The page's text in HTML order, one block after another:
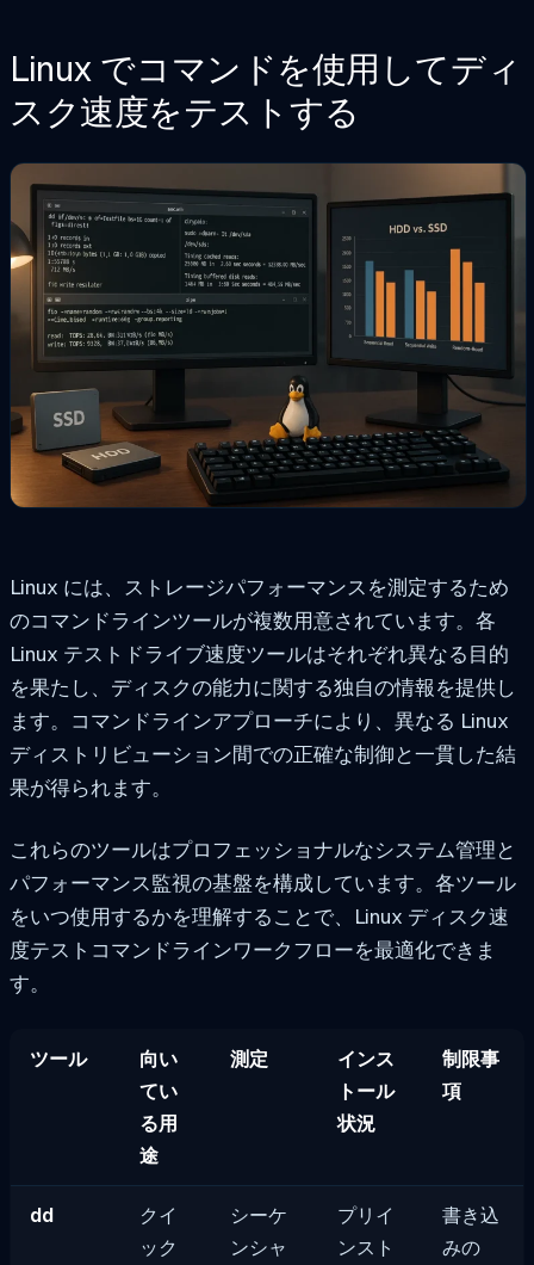
Linux でコマンドを使用してディ
スク速度をテストする
Linux には、ストレージパフォーマンスを測定するため
のコマンドラインツールが複数用意されています。各
Linux テストドライブ速度ツールはそれぞれ異なる目的
を果たし、ディスクの能力に関する独自の情報を提供し
ます。コマンドラインアプローチにより、異なる Linux
ディストリビューション間での正確な制御と一貫した結
果が得られます。
これらのツールはプロフェッショナルなシステム管理と
パフォーマンス監視の基盤を構成しています。各ツール
をいつ使用するかを理解することで、Linux ディスク速
度テストコマンドラインワークフローを最適化できま
す。
ツール
向い
てい
る用
途
測定
インス
トール
状況
制限事
項
dd
クイ
ック
シーケ
ンシャ
プリイ
ンスト
書き込
みの